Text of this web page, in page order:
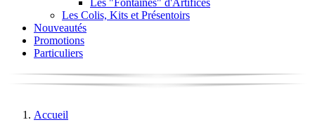
Les Colis, Kits et Présentoirs
Nouveautés
Promotions
Particuliers
Accueil